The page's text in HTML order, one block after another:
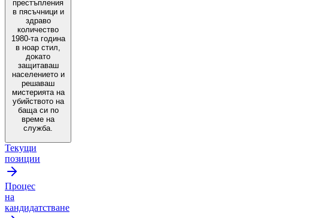
престъпления
в пясъчници и
здраво
количество
1980-та година
в ноар стил,
докато
защитаваш
населението и
решаваш
мистерията на
убийството на
баща си по
време на
служба.
Текущи
позиции
Процес
на
кандидатстване